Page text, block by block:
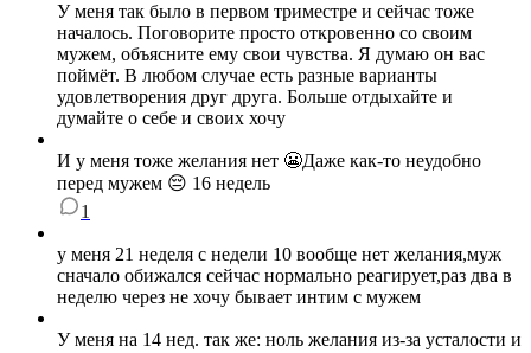
У меня так было в первом триместре и сейчас тоже
началось. Поговорите просто откровенно со своим
мужем, объясните ему свои чувства. Я думаю он вас
поймёт. В любом случае есть разные варианты
удовлетворения друг друга. Больше отдыхайте и
думайте о себе и своих хочу
И у меня тоже желания нет 😬Даже как-то неудобно
перед мужем 😔 16 недель
1
у меня 21 неделя с недели 10 вообще нет желания,муж
сначало обижался сейчас нормально реагирует,раз два в
неделю через не хочу бывает интим с мужем
У меня на 14 нед. так же: ноль желания из‑за усталости и